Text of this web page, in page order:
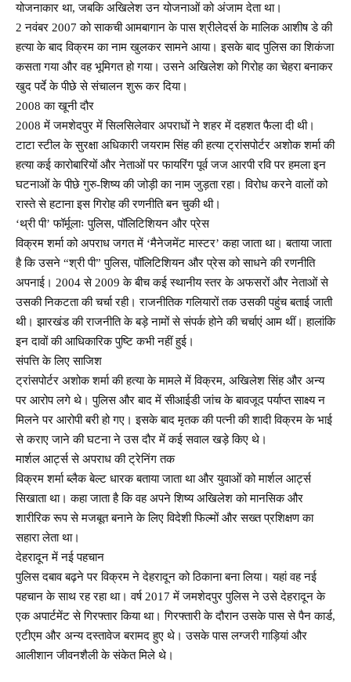
योजनाकार था, जबकि अखिलेश उन योजनाओं को अंजाम देता था।
2 नवंबर 2007 को साकची आमबागान के पास श्रीलेदर्स के मालिक आशीष डे की
हत्या के बाद विक्रम का नाम खुलकर सामने आया। इसके बाद पुलिस का शिकंजा
कसता गया और वह भूमिगत हो गया। उसने अखिलेश को गिरोह का चेहरा बनाकर
खुद पर्दे के पीछे से संचालन शुरू कर दिया।
2008 का खूनी दौर
2008 में जमशेदपुर में सिलसिलेवार अपराधों ने शहर में दहशत फैला दी थी।
टाटा स्टील के सुरक्षा अधिकारी जयराम सिंह की हत्या ट्रांसपोर्टर अशोक शर्मा की
हत्या कई कारोबारियों और नेताओं पर फायरिंग पूर्व जज आरपी रवि पर हमला इन
घटनाओं के पीछे गुरु-शिष्य की जोड़ी का नाम जुड़ता रहा। विरोध करने वालों को
रास्ते से हटाना इस गिरोह की रणनीति बन चुकी थी।
‘थ्री पी’ फॉर्मूलाः पुलिस, पॉलिटिशियन और प्रेस
विक्रम शर्मा को अपराध जगत में ‘मैनेजमेंट मास्टर’ कहा जाता था। बताया जाता
है कि उसने “श्री पी” पुलिस, पॉलिटिशियन और प्रेस को साधने की रणनीति
अपनाई। 2004 से 2009 के बीच कई स्थानीय स्तर के अफसरों और नेताओं से
उसकी निकटता की चर्चा रही। राजनीतिक गलियारों तक उसकी पहुंच बताई जाती
थी। झारखंड की राजनीति के बड़े नामों से संपर्क होने की चर्चाएं आम थीं। हालांकि
इन दावों की आधिकारिक पुष्टि कभी नहीं हुई।
संपत्ति के लिए साजिश
ट्रांसपोर्टर अशोक शर्मा की हत्या के मामले में विक्रम, अखिलेश सिंह और अन्य
पर आरोप लगे थे। पुलिस और बाद में सीआईडी जांच के बावजूद पर्याप्त साक्ष्य न
मिलने पर आरोपी बरी हो गए। इसके बाद मृतक की पत्नी की शादी विक्रम के भाई
से कराए जाने की घटना ने उस दौर में कई सवाल खड़े किए थे।
मार्शल आर्ट्स से अपराध की ट्रेनिंग तक
विक्रम शर्मा ब्लैक बेल्ट धारक बताया जाता था और युवाओं को मार्शल आर्ट्स
सिखाता था। कहा जाता है कि वह अपने शिष्य अखिलेश को मानसिक और
शारीरिक रूप से मजबूत बनाने के लिए विदेशी फिल्मों और सख्त प्रशिक्षण का
सहारा लेता था।
देहरादून में नई पहचान
पुलिस दबाव बढ़ने पर विक्रम ने देहरादून को ठिकाना बना लिया। यहां वह नई
पहचान के साथ रह रहा था। वर्ष 2017 में जमशेदपुर पुलिस ने उसे देहरादून के
एक अपार्टमेंट से गिरफ्तार किया था। गिरफ्तारी के दौरान उसके पास से पैन कार्ड,
एटीएम और अन्य दस्तावेज बरामद हुए थे। उसके पास लग्जरी गाड़ियां और
आलीशान जीवनशैली के संकेत मिले थे।